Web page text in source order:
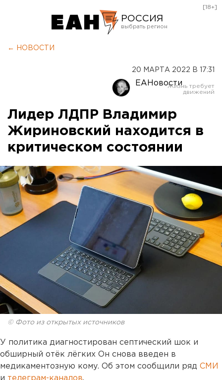
РОССИЯ
Оренбург
[18+]
← НОВОСТИ
20 МАРТА 2022 В 17:31
ЕАНовости
Лидер ЛДПР Владимир
Жириновский находится в
критическом состоянии
© Фото из открытых источников
У политика диагностирован септический шок и
обширный отёк лёгких Он снова введен в
медикаментозную кому. Об этом сообщили ряд СМИ
и телеграм-каналов.